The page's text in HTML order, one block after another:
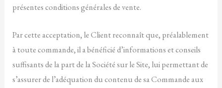
présentes conditions générales de vente.
Par cette acceptation, le Client reconnaît que, préalablement
à toute commande, il a bénéficié d’informations et conseils
suffisants de la part de la Société sur le Site, lui permettant de
s’assurer de l’adéquation du contenu de sa Commande aux